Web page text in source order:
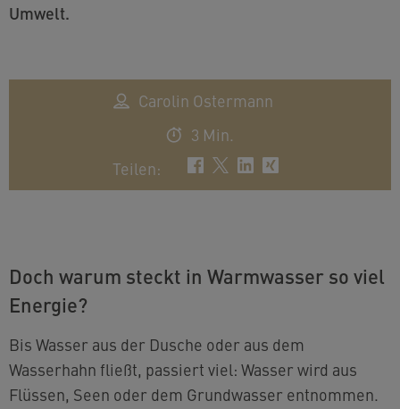
Umwelt.
Carolin Ostermann
3 Min.
Teilen:
Doch warum steckt in Warmwasser so viel
Energie?
Bis Wasser aus der Dusche oder aus dem
Wasserhahn fließt, passiert viel: Wasser wird aus
Flüssen, Seen oder dem Grundwasser entnommen.